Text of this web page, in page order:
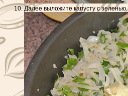
Далее выложите капусту с зеленью.